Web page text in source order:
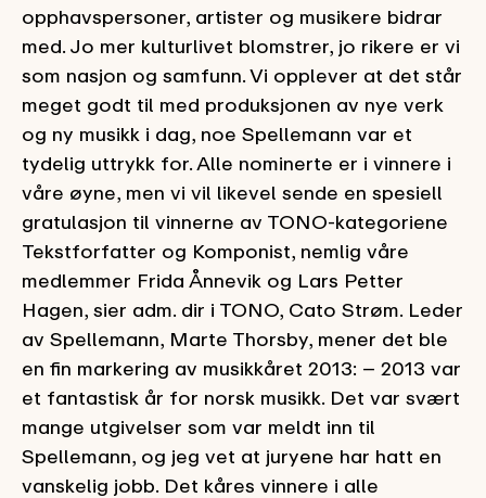
opphavspersoner, artister og musikere bidrar
med. Jo mer kulturlivet blomstrer, jo rikere er vi
som nasjon og samfunn. Vi opplever at det står
meget godt til med produksjonen av nye verk
og ny musikk i dag, noe Spellemann var et
tydelig uttrykk for. Alle nominerte er i vinnere i
våre øyne, men vi vil likevel sende en spesiell
gratulasjon til vinnerne av TONO-kategoriene
Tekstforfatter og Komponist, nemlig våre
medlemmer Frida Ånnevik og Lars Petter
Hagen, sier adm. dir i TONO, Cato Strøm. Leder
av Spellemann, Marte Thorsby, mener det ble
en fin markering av musikkåret 2013: – 2013 var
et fantastisk år for norsk musikk. Det var svært
mange utgivelser som var meldt inn til
Spellemann, og jeg vet at juryene har hatt en
vanskelig jobb. Det kåres vinnere i alle